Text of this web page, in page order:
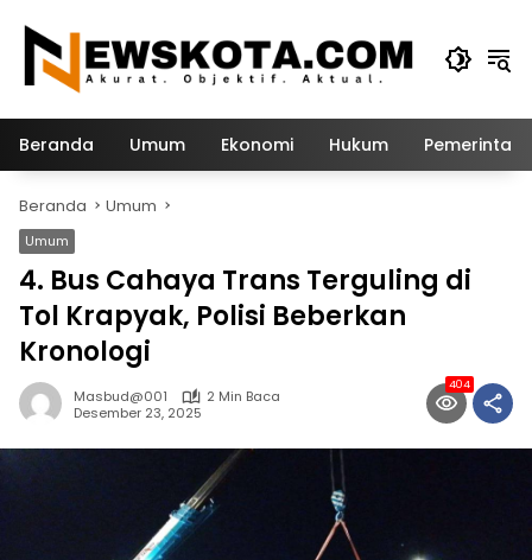
konten
Beranda Umum Ekonomi Hukum
Beranda Umum
Umum
4. Bus Cahaya Trans Terguling di
Tol Krapyak, Polisi Beberkan
Kronologi
Masbud@001
2 Min Baca
Desember 23, 2025
404